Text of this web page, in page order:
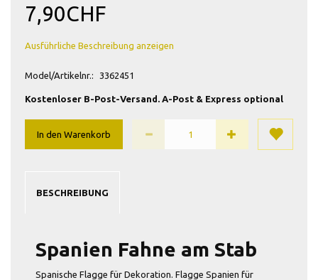
7,90CHF
Ausführliche Beschreibung anzeigen
Model/Artikelnr.: 3362451
Kostenloser B-Post-Versand. A-Post & Express optional
In den Warenkorb
BESCHREIBUNG
Spanien Fahne am Stab
Spanische Flagge für Dekoration. Flagge Spanien für